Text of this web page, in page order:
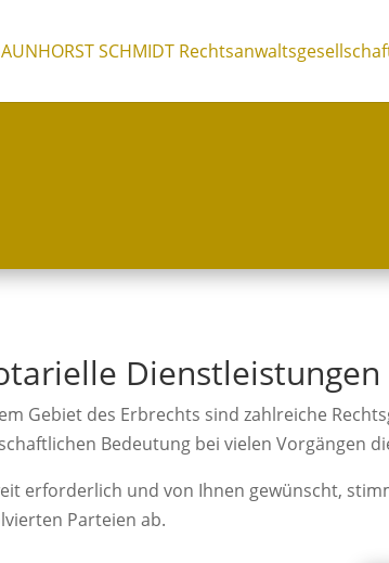
Gebiet des Erbrechts sind zahlreiche
Bedeutung bei vielen Vorgängen
erforderlich und von Ihnen gewünscht,
Parteien ab.